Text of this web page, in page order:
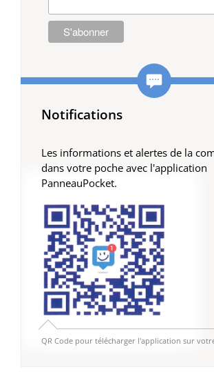
Notifications
Les informations et alertes de la
dans votre poche avec l'application
PanneauPocket.
QR Code pour télécharger l'application sur